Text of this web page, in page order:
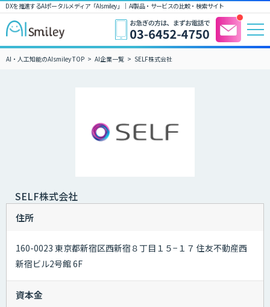
DXを推進するAIポータルメディア「AIsmiley」｜ AI製品・サービスの比較・検索サイト
AI・人工知能のAIsmiley TOP AI企業一覧 SELF株式会社
SELF株式会社
住所
160-0023 東京都新宿区西新宿８丁目１５−１７ 住友不動産西
新宿ビル2号館 6F
資本金